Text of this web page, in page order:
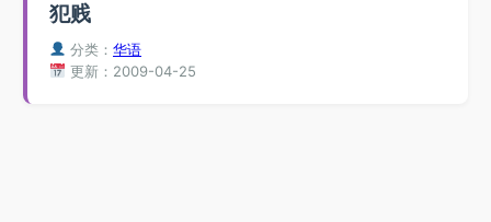
犯贱
分类：华语
更新：2009-04-25